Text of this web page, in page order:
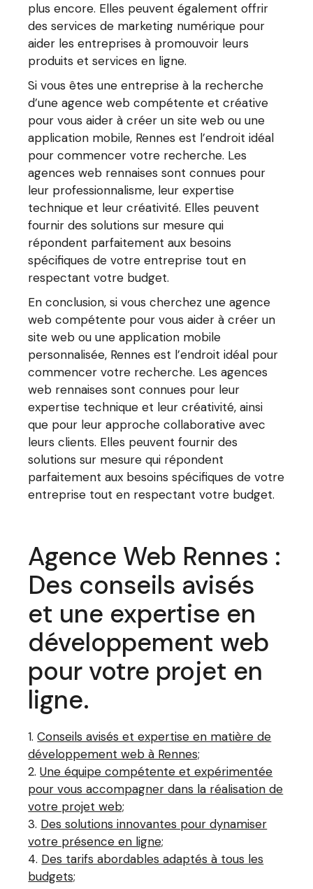
plus encore. Elles peuvent également offrir
des services de marketing numérique pour
aider les entreprises à promouvoir leurs
produits et services en ligne.
Si vous êtes une entreprise à la recherche
d’une agence web compétente et créative
pour vous aider à créer un site web ou une
application mobile, Rennes est l’endroit idéal
pour commencer votre recherche. Les
agences web rennaises sont connues pour
leur professionnalisme, leur expertise
technique et leur créativité. Elles peuvent
fournir des solutions sur mesure qui
répondent parfaitement aux besoins
spécifiques de votre entreprise tout en
respectant votre budget.
En conclusion, si vous cherchez une agence
web compétente pour vous aider à créer un
site web ou une application mobile
personnalisée, Rennes est l’endroit idéal pour
commencer votre recherche. Les agences
web rennaises sont connues pour leur
expertise technique et leur créativité, ainsi
que pour leur approche collaborative avec
leurs clients. Elles peuvent fournir des
solutions sur mesure qui répondent
parfaitement aux besoins spécifiques de votre
entreprise tout en respectant votre budget.
Agence Web Rennes :
Des conseils avisés
et une expertise en
développement web
pour votre projet en
ligne.
Conseils avisés et expertise en matière de
développement web à Rennes;
Une équipe compétente et expérimentée
pour vous accompagner dans la réalisation de
votre projet web;
Des solutions innovantes pour dynamiser
votre présence en ligne;
Des tarifs abordables adaptés à tous les
budgets;